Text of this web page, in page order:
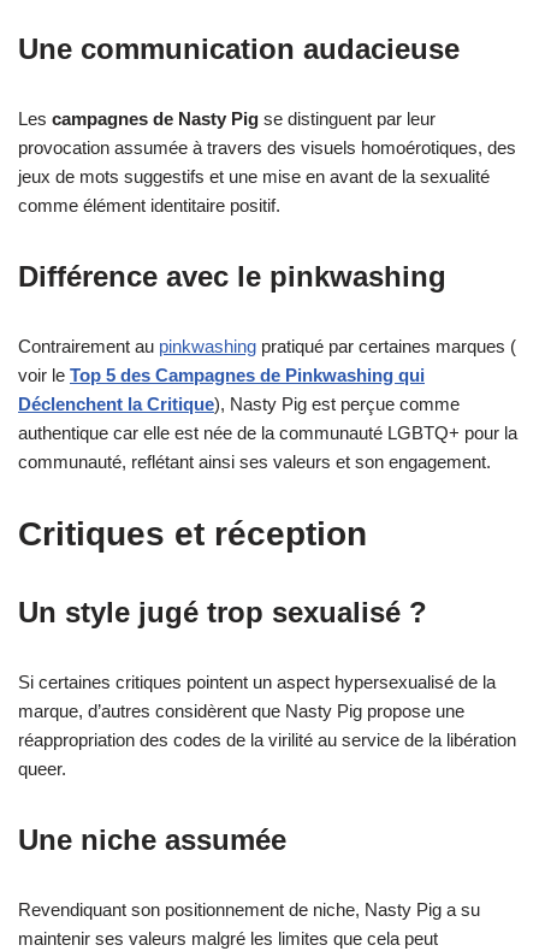
Une communication audacieuse
Les campagnes de Nasty Pig se distinguent par leur
provocation assumée à travers des visuels homoérotiques, des
jeux de mots suggestifs et une mise en avant de la sexualité
comme élément identitaire positif.
Différence avec le pinkwashing
Contrairement au pinkwashing pratiqué par certaines marques (
voir le Top 5 des Campagnes de Pinkwashing qui
Déclenchent la Critique), Nasty Pig est perçue comme
authentique car elle est née de la communauté LGBTQ+ pour la
communauté, reflétant ainsi ses valeurs et son engagement.
Critiques et réception
Un style jugé trop sexualisé ?
Si certaines critiques pointent un aspect hypersexualisé de la
marque, d’autres considèrent que Nasty Pig propose une
réappropriation des codes de la virilité au service de la libération
queer.
Une niche assumée
Revendiquant son positionnement de niche, Nasty Pig a su
maintenir ses valeurs malgré les limites que cela peut